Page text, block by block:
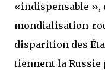
«indispensable »,
mondialisation-
disparition des
tiennent la Russie